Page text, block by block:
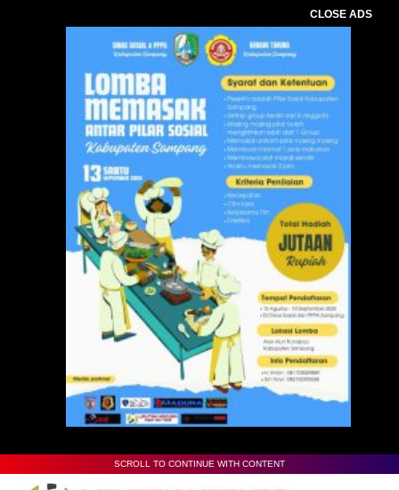
CLOSE ADS
SCROLL TO CONTINUE WITH CONTENT